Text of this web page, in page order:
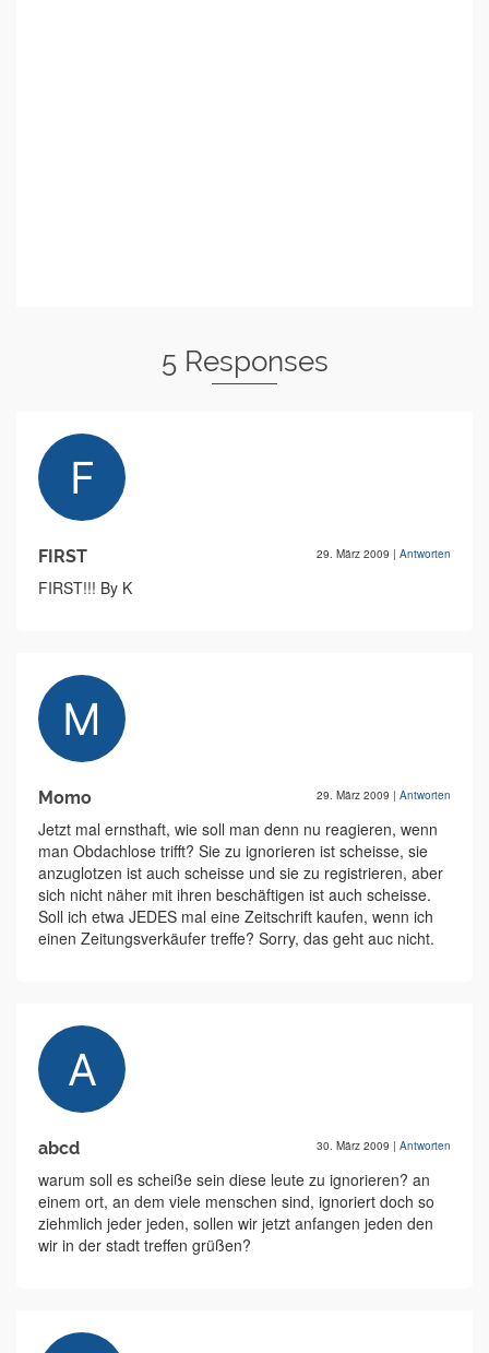
5 Responses
FIRST 29. März 2009 | Antworten
FIRST!!! By K
Momo 29. März 2009 | Antworten
Jetzt mal ernsthaft, wie soll man denn nu reagieren, wenn
man Obdachlose trifft? Sie zu ignorieren ist scheisse, sie
anzuglotzen ist auch scheisse und sie zu registrieren, aber
sich nicht näher mit ihren beschäftigen ist auch scheisse.
Soll ich etwa JEDES mal eine Zeitschrift kaufen, wenn ich
einen Zeitungsverkäufer treffe? Sorry, das geht auc nicht.
abcd 30. März 2009 | Antworten
warum soll es scheiße sein diese leute zu ignorieren? an
einem ort, an dem viele menschen sind, ignoriert doch so
ziehmlich jeder jeden, sollen wir jetzt anfangen jeden den
wir in der stadt treffen grüßen?